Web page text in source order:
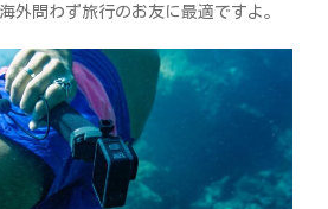
外問わず旅行のお友に最適ですよ。